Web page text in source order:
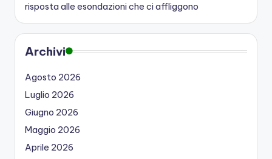
risposta alle esondazioni che ci affliggono
Archivi
Agosto 2026
Luglio 2026
Giugno 2026
Maggio 2026
Aprile 2026